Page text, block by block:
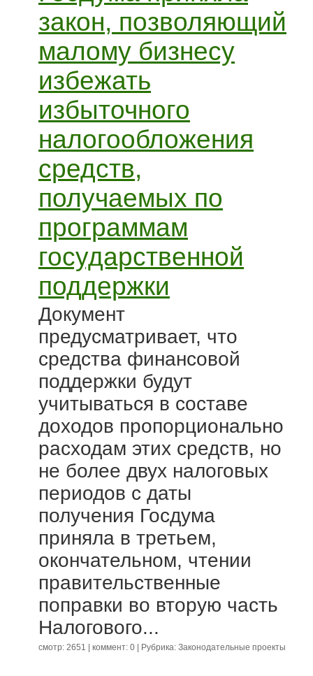
закон, позволяющий
малому бизнесу
избежать
избыточного
налогообложения
средств,
получаемых по
программам
государственной
поддержки
Документ
предусматривает, что
средства финансовой
поддержки будут
учитываться в составе
доходов пропорционально
расходам этих средств, но
не более двух налоговых
периодов с даты
получения Госдума
приняла в третьем,
окончательном, чтении
правительственные
поправки во вторую часть
Налогового...
смотр: 2651 | коммент: 0 | Рубрика: Законодательные проекты